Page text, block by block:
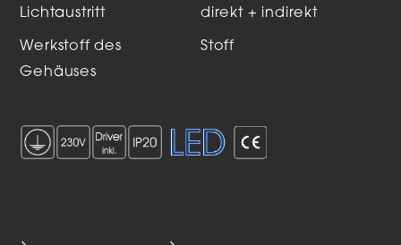
Lichtaustritt direkt + indirekt
Werkstoff des
Gehäuses
Stoff